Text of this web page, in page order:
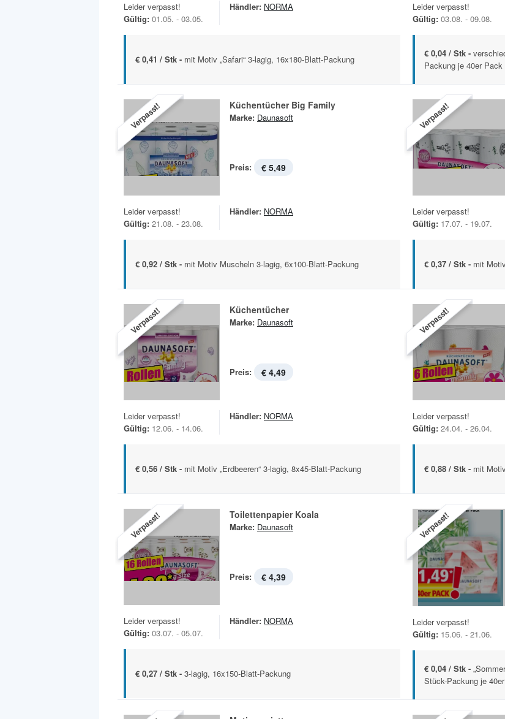
Leider verpasst!
Gültig: 01.05. - 03.05.
Händler: NORMA
€ 0,41 / Stk - mit Motiv „Safari“ 3-lagig, 16x180-Blatt-Packung
Leider verpasst!
Gültig: 03.08. - 09.08.
€ 0,04 / Stk -
Packung je 40er Pack
Verpasst! Küchentücher Big Family
Marke: Daunasoft
Preis: € 5,49
Leider verpasst!
Gültig: 21.08. - 23.08.
Händler: NORMA
€ 0,92 / Stk - mit Motiv Muscheln 3-lagig, 6x100-Blatt-Packung
Verpasst!
Leider verpasst!
Gültig: 17.07. - 19.07.
€ 0,37 / Stk - mit
Verpasst! Küchentücher
Marke: Daunasoft
Preis: € 4,49
Leider verpasst!
Gültig: 12.06. - 14.06.
Händler: NORMA
€ 0,56 / Stk - mit Motiv „Erdbeeren“ 3-lagig, 8x45-Blatt-Packung
Verpasst!
Leider verpasst!
Gültig: 24.04. - 26.04.
€ 0,88 / Stk - mit
Verpasst! Toilettenpapier Koala
Marke: Daunasoft
Preis: € 4,39
Leider verpasst!
Gültig: 03.07. - 05.07.
Händler: NORMA
€ 0,27 / Stk - 3-lagig, 16x150-Blatt-Packung
Verpasst!
Leider verpasst!
Gültig: 15.06. - 21.06.
€ 0,04 / Stk -
Stück-Packung je